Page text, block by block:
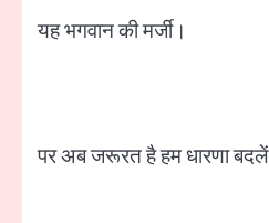
यह भगवान की मर्जी।
पर अब जरूरत है हम धारणा